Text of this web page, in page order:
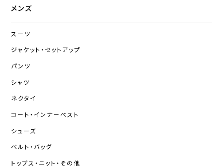
メンズ
スーツ
ジャケット・セットアップ
パンツ
シャツ
ネクタイ
コート・インナーベスト
シューズ
ベルト・バッグ
トップス・ニット・その他